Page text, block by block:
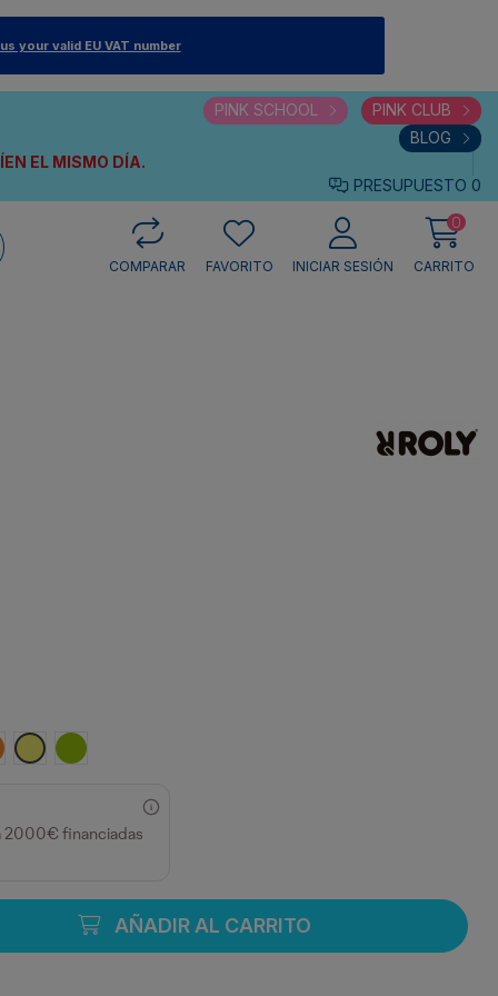
your valid EU VAT number
EL MISMO DÍA.
PINK SCHOOL
PINK CLUB
BLOG
PRESUPUESTO 0
COMPARAR
FAVORITO INICIAR SESIÓN
0
CARRITO
FLUOR
AMARILLO FLUOR
LIMA
2000€ financiadas
AÑADIR AL CARRITO